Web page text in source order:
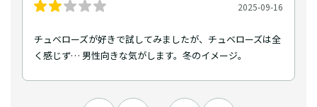
2025-09-16
チュベローズが好きで試してみましたが、チュベローズは全
く感じず… 男性向きな気がします。冬のイメージ。